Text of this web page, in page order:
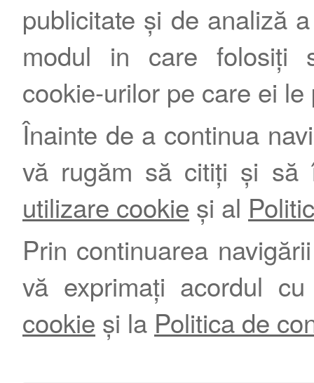
publicitate și de analiză
modul in care folosiți
cookie-urilor pe care ei le
Înainte de a continua
vă rugăm să citiți și să
utilizare cookie și al
Prin continuarea
vă exprimați acordul
cookie și la Politica de